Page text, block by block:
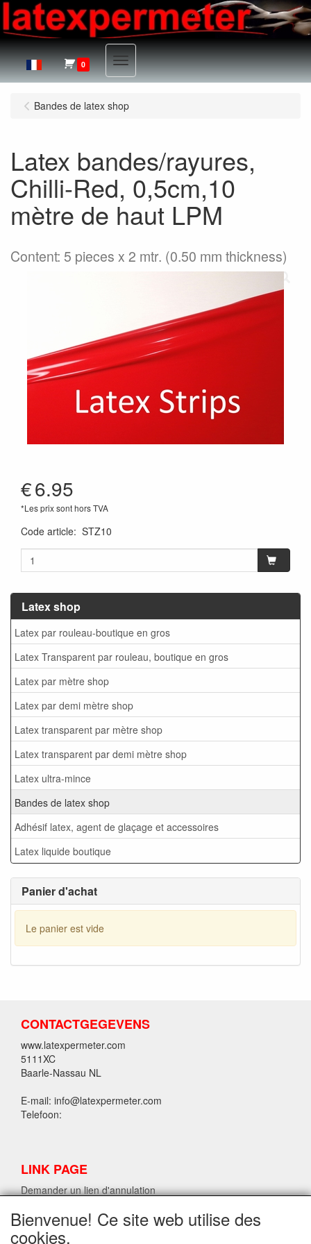
0 Menu
Latex shop
Latex par rouleau-boutique en gros
Latex Transparent par rouleau, boutique en gros
Latex par mètre shop
Latex par demi mètre shop
Latex transparent par mètre shop
Latex transparent par demi mètre shop
Latex ultra-mince
Bandes de latex shop
Adhésif latex, agent de glaçage et accessoires
Latex liquide boutique
Panier d'achat
Le panier est vide
Bandes de latex shop
Latex bandes/rayures,
Chilli-Red, 0,5cm,10
mètre de haut LPM
Content: 5 pieces x 2 mtr. (0.50 mm thickness)
€6.95
*Les prix sont hors TVA
Code article: STZ10
CONTACTGEGEVENS
www.latexpermeter.com
5111XC
Baarle-Nassau NL
E-mail: info@latexpermeter.com
Telefoon:
LINK PAGE
Demander un lien d'annulation
INFORMATIONS SUR LE LATEX LPM.
Bienvenue! Ce site web utilise des
cookies.